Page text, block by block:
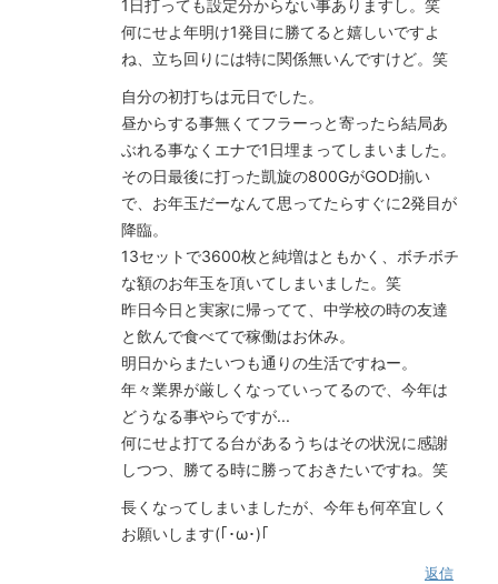
1日打っても設定分からない事ありますし。笑
何にせよ年明け1発目に勝てると嬉しいですよ
ね、立ち回りには特に関係無いんですけど。笑
自分の初打ちは元日でした。
昼からする事無くてフラーっと寄ったら結局あ
ぶれる事なくエナで1日埋まってしまいました。
その日最後に打った凱旋の800GがGOD揃い
で、お年玉だーなんて思ってたらすぐに2発目が
降臨。
13セットで3600枚と純増はともかく、ボチボチ
な額のお年玉を頂いてしまいました。笑
昨日今日と実家に帰ってて、中学校の時の友達
と飲んで食べてで稼働はお休み。
明日からまたいつも通りの生活ですねー。
年々業界が厳しくなっていってるので、今年は
どうなる事やらですが...
何にせよ打てる台があるうちはその状況に感謝
しつつ、勝てる時に勝っておきたいですね。笑
長くなってしまいましたが、今年も何卒宜しく
お願いします(｢･ω･)｢
返信